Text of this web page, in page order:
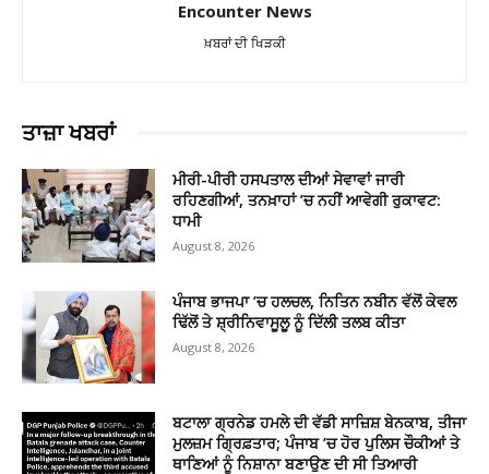
Encounter News
ਖ਼ਬਰਾਂ ਦੀ ਖਿੜਕੀ
ਤਾਜ਼ਾ ਖਬਰਾਂ
ਮੀਰੀ-ਪੀਰੀ ਹਸਪਤਾਲ ਦੀਆਂ ਸੇਵਾਵਾਂ ਜਾਰੀ
ਰਹਿਣਗੀਆਂ, ਤਨਖ਼ਾਹਾਂ ’ਚ ਨਹੀਂ ਆਵੇਗੀ ਰੁਕਾਵਟ:
ਧਾਮੀ
August 8, 2026
ਪੰਜਾਬ ਭਾਜਪਾ ’ਚ ਹਲਚਲ, ਨਿਤਿਨ ਨਬੀਨ ਵੱਲੋਂ ਕੇਵਲ
ਢਿੱਲੋਂ ਤੇ ਸ਼੍ਰੀਨਿਵਾਸੂਲੂ ਨੂੰ ਦਿੱਲੀ ਤਲਬ ਕੀਤਾ
August 8, 2026
ਬਟਾਲਾ ਗ੍ਰਨੇਡ ਹਮਲੇ ਦੀ ਵੱਡੀ ਸਾਜ਼ਿਸ਼ ਬੇਨਕਾਬ, ਤੀਜਾ
ਮੁਲਜ਼ਮ ਗ੍ਰਿਫ਼ਤਾਰ; ਪੰਜਾਬ ’ਚ ਹੋਰ ਪੁਲਿਸ ਚੌਕੀਆਂ ਤੇ
ਥਾਣਿਆਂ ਨੂੰ ਨਿਸ਼ਾਨਾ ਬਣਾਉਣ ਦੀ ਸੀ ਤਿਆਰੀ